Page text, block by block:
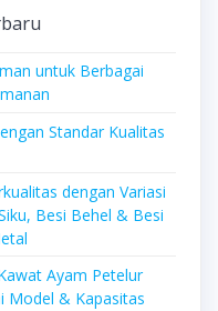
untuk Berbagai
Standar Kualitas
dengan Variasi
Besi Behel & Besi
Ayam Petelur
Model & Kapasitas